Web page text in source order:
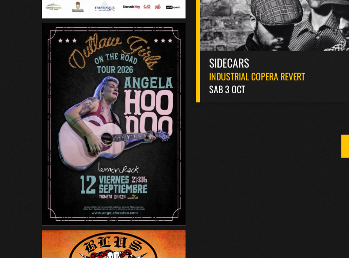
SIDECARS
INDUSTRIAL COPERA REVERT
SAB 3 OCT